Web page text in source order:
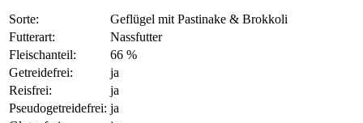
Sorte:
Geflügel mit Pastinake & Brokkoli
Futterart:
Nassfutter
Fleischanteil:
66 %
Getreidefrei:
ja
Reisfrei:
ja
Pseudogetreidefrei: ja